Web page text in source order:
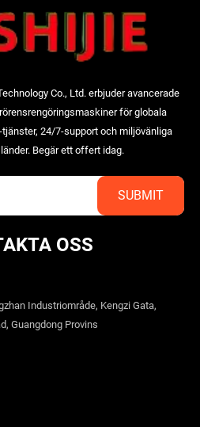
Co., Ltd. erbjuder avancerade
för globala
24/7-support och miljövänliga
Begär ett offert idag.
OSS
Industriområde, Kengzi Gata,
Guangdong Provins